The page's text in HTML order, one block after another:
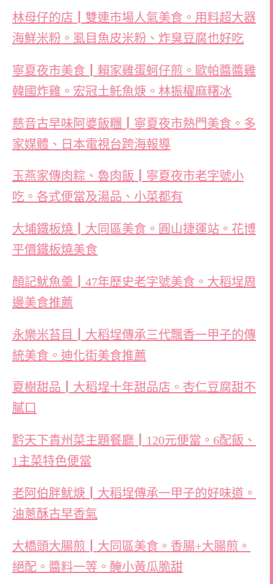
林母仔的店┃雙連市場人氣美食。用料超大器
海鮮米粉。虱目魚皮米粉、炸臭豆腐也好吃
寧夏夜市美食┃賴家雞蛋蚵仔煎。歐帕醬醬雞
韓國炸雞。宏冠土魠魚焿。林振櫂麻糬冰
慈音古早味阿婆飯糰┃寧夏夜市熱門美食。多
家媒體、日本電視台跨海報導
玉燕家傳肉粽、魯肉飯┃寧夏夜市老字號小
吃。各式便當及湯品、小菜都有
大埔鐵板燒┃大同區美食。圓山捷運站。花博
平價鐵板燒美食
顏記魷魚羹┃47年歷史老字號美食。大稻埕周
邊美食推薦
永樂米苔目┃大稻埕傳承三代飄香一甲子的傳
統美食。迪化街美食推薦
夏樹甜品┃大稻埕十年甜品店。杏仁豆腐甜不
膩口
黔天下貴州菜主題餐廳┃120元便當。6配飯、
1主菜特色便當
老阿伯胖魷焿┃大稻埕傳承一甲子的好味道。
油蔥酥古早香氣
大橋頭大腸煎┃大同區美食。香腸+大腸煎。
絕配。醬料一等。醃小黃瓜脆甜